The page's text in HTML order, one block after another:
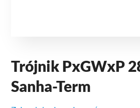
Trójnik PxGWxP
Sanha-Term